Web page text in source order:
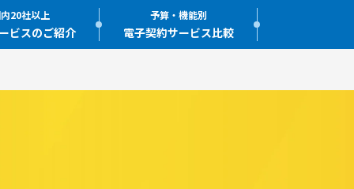
20社以上
ビスのご紹介
予算・機能別
電子契約サービス比較